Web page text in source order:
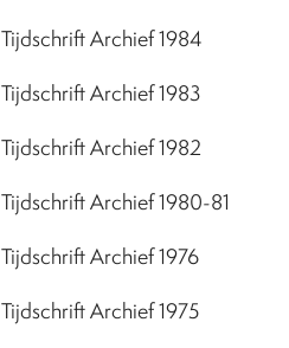
Tijdschrift Archief 1984
Tijdschrift Archief 1983
Tijdschrift Archief 1982
Tijdschrift Archief 1980-81
Tijdschrift Archief 1976
Tijdschrift Archief 1975